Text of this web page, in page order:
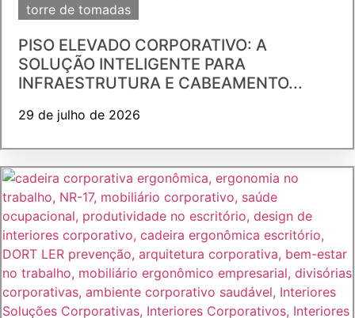
torre de tomadas
PISO ELEVADO CORPORATIVO: A
SOLUÇÃO INTELIGENTE PARA
INFRAESTRUTURA E CABEAMENTO...
29 de julho de 2026